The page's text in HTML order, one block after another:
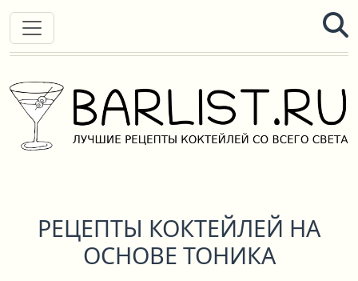
РЕЦЕПТЫ КОКТЕЙЛЕЙ НА
ОСНОВЕ ТОНИКА